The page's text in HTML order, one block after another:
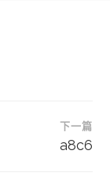
下一篇
a8c6